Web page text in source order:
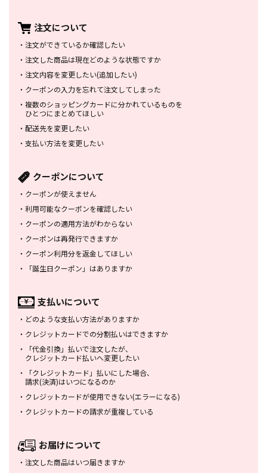
注文について
・ 注文ができているか確認したい
・ 注文した商品は現在どのような状態ですか
・ 注文内容を変更したい(追加したい)
・ クーポンの入力を忘れて注文してしまった
・ 複数のショッピングカードに分かれているものを
ひとつにまとめてほしい
・ 配送先を変更したい
・ 支払い方法を変更したい
クーポンについて
・ クーポンが使えません
・ 利用可能なクーポンを確認したい
・ クーポンの適用方法がわからない
・ クーポンは再発行できますか
・ クーポン利用分を返金してほしい
・
「誕生日クーポン」はありますか
支払いについて
・ どのような支払い方法がありますか
・ クレジットカードでの分割払いはできますか
・
「代金引換」払いで注文したが、
クレジットカード払いへ変更したい
・
「クレジットカード」払いにした場合、
請求(決済)はいつになるのか
・ クレジットカードが使用できない(エラーになる)
・ クレジットカードの請求が重複している
お届けについて
・ 注文した商品はいつ届きますか